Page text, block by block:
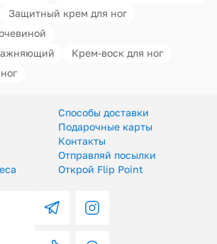
Защитный крем для ног
Крем-воск для ног
Способы доставки
Подарочные карты
Контакты
Отправляй посылки
Открой Flip Point